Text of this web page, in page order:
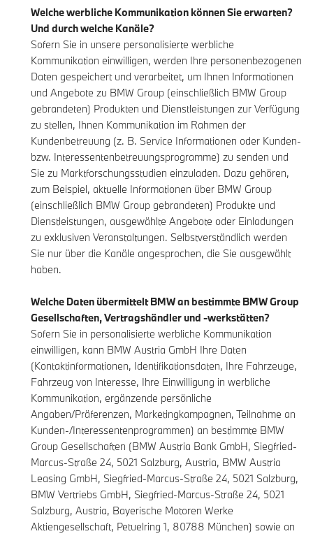
Welche werbliche Kommunikation können Sie erwarten?
Und durch welche Kanäle?
Sofern Sie in unsere personalisierte werbliche
Kommunikation einwilligen, werden Ihre personenbezogenen
Daten gespeichert und verarbeitet, um Ihnen Informationen
und Angebote zu BMW Group (einschließlich BMW Group
gebrandeten) Produkten und Dienstleistungen zur Verfügung
zu stellen, Ihnen Kommunikation im Rahmen der
Kundenbetreuung (z. B. Service Informationen oder Kunden-
bzw. Interessentenbetreuungsprogramme) zu senden und
Sie zu Marktforschungsstudien einzuladen. Dazu gehören,
zum Beispiel, aktuelle Informationen über BMW Group
(einschließlich BMW Group gebrandeten) Produkte und
Dienstleistungen, ausgewählte Angebote oder Einladungen
zu exklusiven Veranstaltungen. Selbstverständlich werden
Sie nur über die Kanäle angesprochen, die Sie ausgewählt
haben.
Welche Daten übermittelt BMW an bestimmte BMW Group
Gesellschaften, Vertragshändler und -werkstätten?
Sofern Sie in personalisierte werbliche Kommunikation
einwilligen, kann BMW Austria GmbH Ihre Daten
(Kontaktinformationen, Identifikationsdaten, Ihre Fahrzeuge,
Fahrzeug von Interesse, Ihre Einwilligung in werbliche
Kommunikation, ergänzende persönliche
Angaben/Präferenzen, Marketingkampagnen, Teilnahme an
Kunden-/Interessentenprogrammen) an bestimmte BMW
Group Gesellschaften (BMW Austria Bank GmbH, Siegfried-
Marcus-Straße 24, 5021 Salzburg, Austria, BMW Austria
Leasing GmbH, Siegfried-Marcus-Straße 24, 5021 Salzburg,
BMW Vertriebs GmbH, Siegfried-Marcus-Straße 24, 5021
Salzburg, Austria, Bayerische Motoren Werke
Aktiengesellschaft, Petuelring 1, 80788 München) sowie an